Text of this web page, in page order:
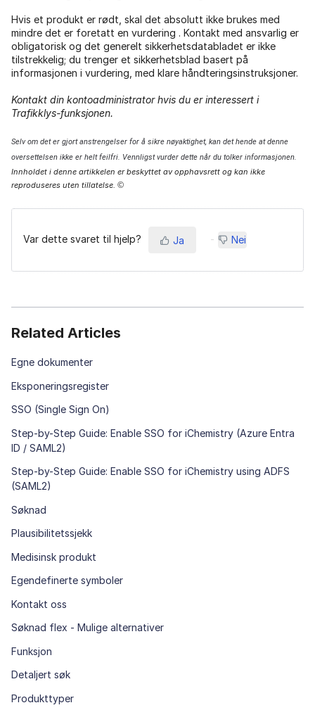
Hvis et produkt er rødt, skal det absolutt ikke brukes med
mindre det er foretatt en vurdering . Kontakt med ansvarlig er
obligatorisk og det generelt sikkerhetsdatabladet er ikke
tilstrekkelig; du trenger et sikkerhetsblad basert på
informasjonen i vurdering, med klare håndteringsinstruksjoner.
Kontakt din kontoadministrator hvis du er interessert i
Trafikklys-funksjonen.
Selv om det er gjort anstrengelser for å sikre nøyaktighet, kan det hende at denne
oversettelsen ikke er helt feilfri. Vennligst vurder dette når du tolker informasjonen.
Innholdet i denne artikkelen er beskyttet av opphavsrett og kan ikke
reproduseres uten tillatelse. ©
Var dette svaret til hjelp? Ja Nei
Related Articles
Egne dokumenter
Eksponeringsregister
SSO (Single Sign On)
Step-by-Step Guide: Enable SSO for iChemistry (Azure Entra
ID / SAML2)
Step-by-Step Guide: Enable SSO for iChemistry using ADFS
(SAML2)
Søknad
Plausibilitetssjekk
Medisinsk produkt
Egendefinerte symboler
Kontakt oss
Søknad flex - Mulige alternativer
Funksjon
Detaljert søk
Produkttyper